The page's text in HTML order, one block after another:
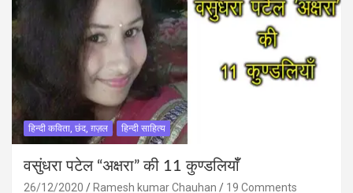
हिन्दी कविता, छंद, ग़ज़ल हिन्दी साहित्य
वसुंधरा पटेल “अक्षरा” की 11 कुण्‍डलियाॅँ
26/12/2020 Ramesh kumar Chauhan
19 Comments